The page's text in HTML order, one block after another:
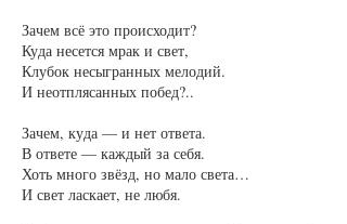
За­чем всё это про­ис­хо­дит?
Ку­да не­сет­ся мрак и свет,
Клу­бок не­сыг­ран­ных ме­ло­дий.
И не­от­пля­сан­ных по­бед?..
За­чем, ку­да — и нет от­ве­та.
В от­ве­те — каж­дый за се­бя.
Хоть мно­го звёзд, но ма­ло све­та…
И свет лас­ка­ет, не лю­бя.